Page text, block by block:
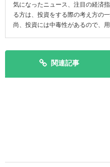
気になったニュース、注目の経済
る方は、投資をする際の考え方の
尚、投資には中毒性があるので、
関連記事